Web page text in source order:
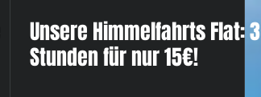
Unsere Himmelfahrts Flat: 3
Stunden für nur 15€!